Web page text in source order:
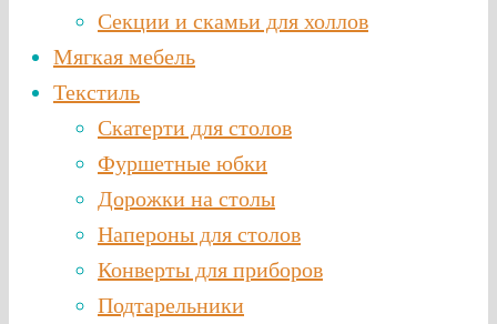
Секции и скамьи для холлов
Мягкая мебель
Текстиль
Скатерти для столов
Фуршетные юбки
Дорожки на столы
Напероны для столов
Конверты для приборов
Подтарельники